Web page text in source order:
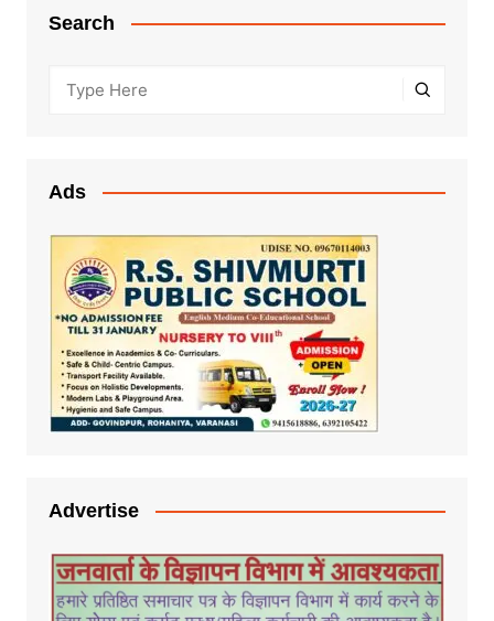
Search
Ads
Advertise